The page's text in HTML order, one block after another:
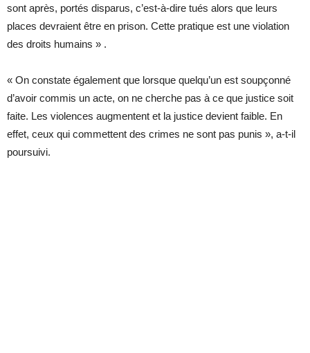
sont après, portés disparus, c’est-à-dire tués alors que leurs
places devraient être en prison. Cette pratique est une violation
des droits humains » .
« On constate également que lorsque quelqu’un est soupçonné
d’avoir commis un acte, on ne cherche pas à ce que justice soit
faite. Les violences augmentent et la justice devient faible. En
effet, ceux qui commettent des crimes ne sont pas punis », a-t-il
poursuivi.